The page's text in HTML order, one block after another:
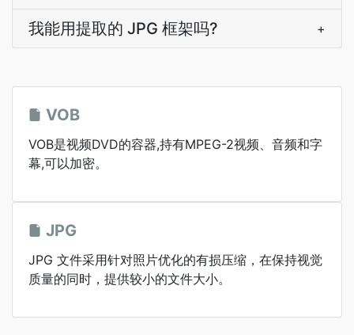
我能用提取的 JPG 框架吗? +
VOB
VOB是视频DVD的容器,持有MPEG-2视频、音频和字
幕,可以加密。
JPG
JPG 文件采用针对照片优化的有损压缩，在保持视觉
质量的同时，提供较小的文件大小。